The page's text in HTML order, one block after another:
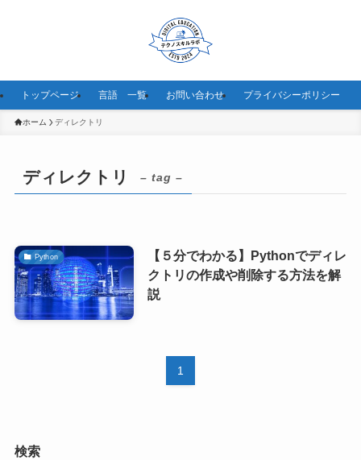
トップページ 言語 一覧 お問い合わせ プライバシーポリシー
ホーム ディレクトリ
ディレクトリ – tag –
Python
【５分でわかる】Pythonでディレ
クトリの作成や削除する方法を解
説
1
検索